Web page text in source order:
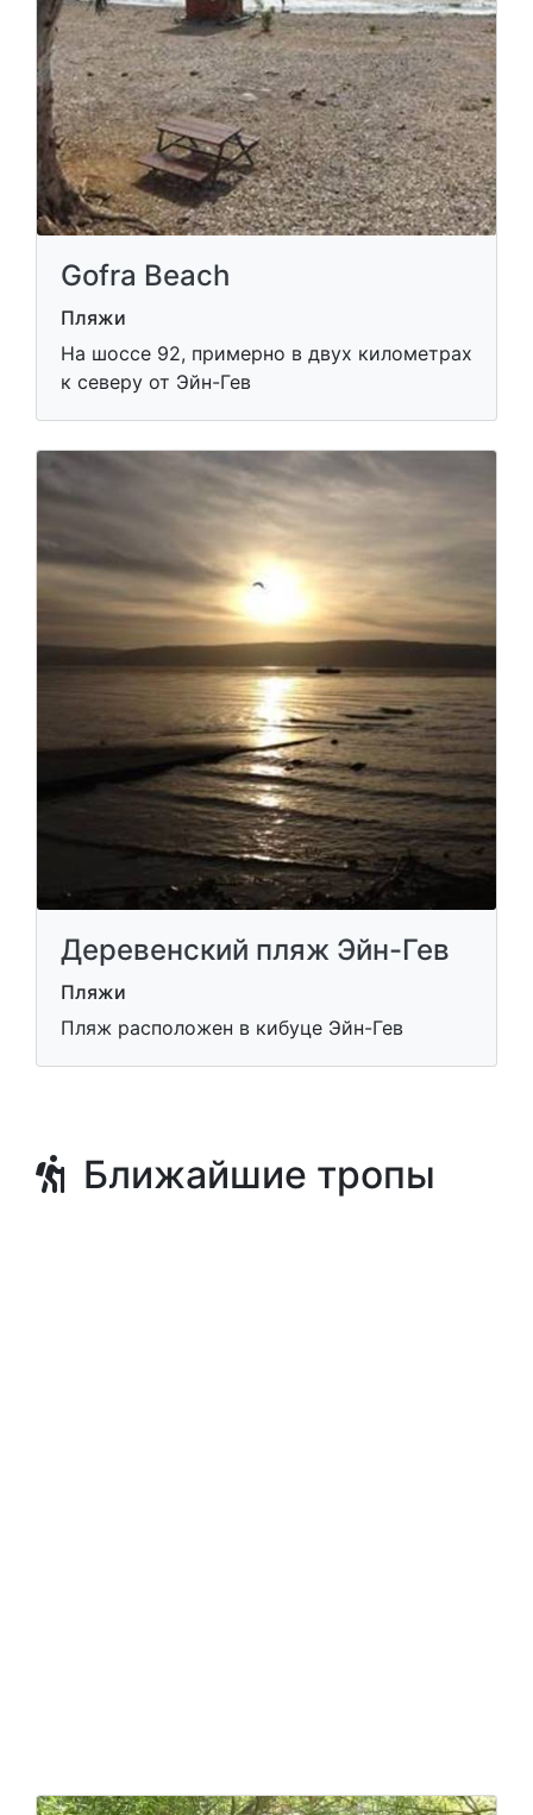
Gofra Beach
Пляжи
На шоссе 92, примерно в двух километрах
к северу от Эйн-Гев
Деревенский пляж Эйн-Гев
Пляжи
Пляж расположен в кибуце Эйн-Гев
Ближайшие тропы